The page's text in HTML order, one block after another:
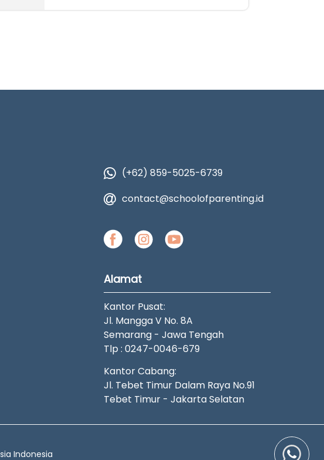
(+62) 859-5025-6739
contact@schoolofparenting.id
Alamat
Kantor Pusat:
Jl. Mangga V No. 8A
Semarang - Jawa Tengah
Tlp : 0247-0046-679
Kantor Cabang:
Jl. Tebet Timur Dalam Raya No.91
Tebet Timur - Jakarta Selatan
Indonesia